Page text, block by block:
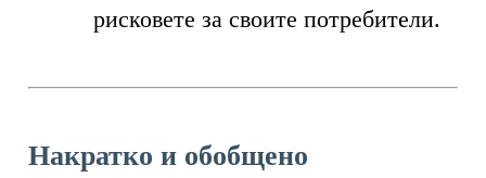
рисковете за своите потребители.
Накратко и обобщено